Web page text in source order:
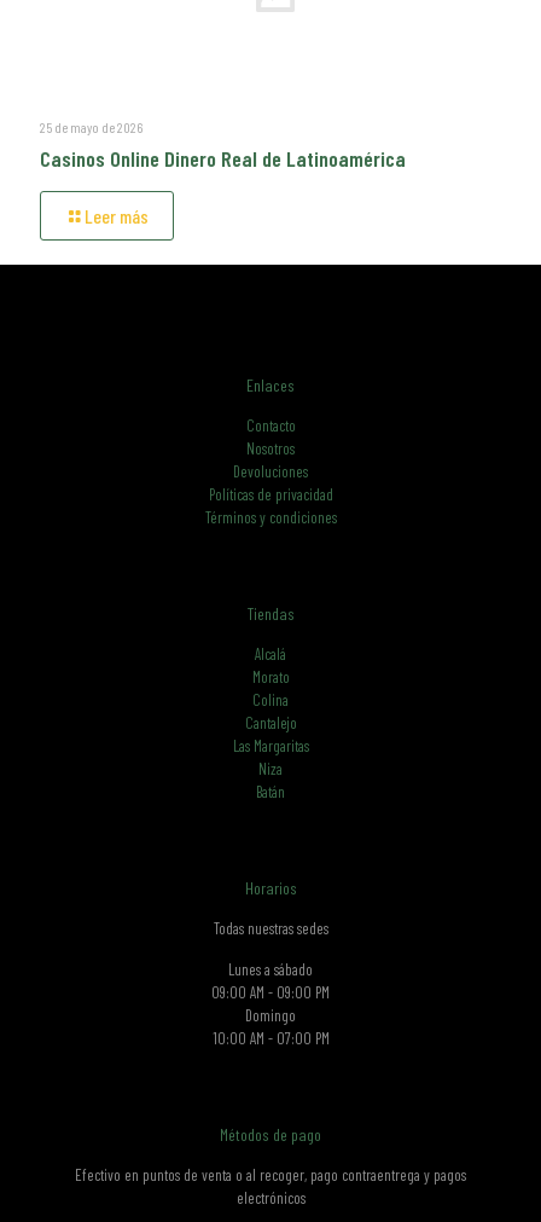
25 de mayo de 2026
Casinos Online Dinero Real de Latinoamérica
Leer más
Enlaces
Contacto
Nosotros
Devoluciones
Políticas de privacidad
Términos y condiciones
Tiendas
Alcalá
Morato
Colina
Cantalejo
Las Margaritas
Niza
Batán
Horarios
Todas nuestras sedes
Lunes a sábado
09:00 AM - 09:00 PM
Domingo
10:00 AM - 07:00 PM
Métodos de pago
Efectivo en puntos de venta o al recoger, pago contraentrega y pagos
electrónicos